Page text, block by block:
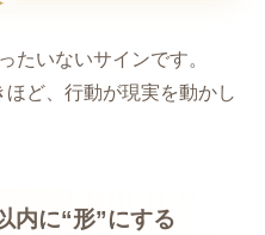
たいないサインです。
ど、行動が現実を動かし
内に“形”にする